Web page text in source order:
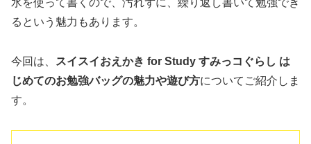
水を使って書くので、汚れずに、繰り返し書いて勉強でき
るという魅力もあります。
今回は、
スイスイおえかき for Study すみっコぐらし は
じめてのお勉強バッグの魅力や遊び方についてご紹介しま
す。